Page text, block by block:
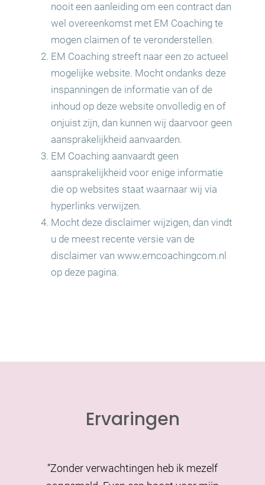
nooit een aanleiding om een contract dan
wel overeenkomst met EM Coaching te
mogen claimen of te veronderstellen.
EM Coaching streeft naar een zo actueel
mogelijke website. Mocht ondanks deze
inspanningen de informatie van of de
inhoud op deze website onvolledig en of
onjuist zijn, dan kunnen wij daarvoor geen
aansprakelijkheid aanvaarden.
EM Coaching aanvaardt geen
aansprakelijkheid voor enige informatie
die op websites staat waarnaar wij via
hyperlinks verwijzen.
Mocht deze disclaimer wijzigen, dan vindt
u de meest recente versie van de
disclaimer van www.emcoachingcom.nl
op deze pagina.
Ervaringen
“Zonder verwachtingen heb ik mezelf
“Bedankt voor de fijne middag en jouw wijze
“Hele intensieve schildermiddag. Veel over
“Fijne workshop waarbij je helemaal jezelf kan
“Het was een interessante middag met mooie
“Bedankt voor een mooie en inspirerende